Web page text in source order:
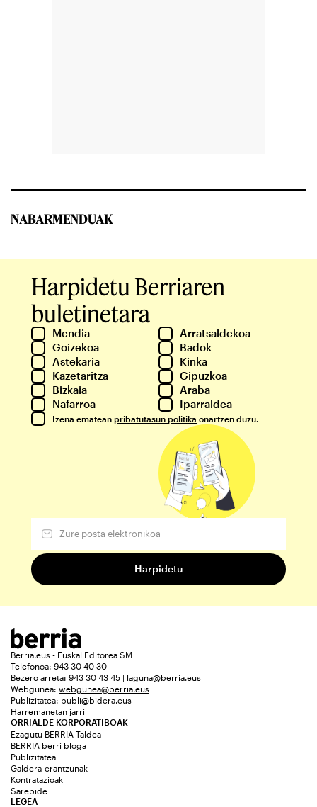
NABARMENDUAK
Harpidetu Berriaren
buletinetara
Mendia
Arratsaldekoa
Goizekoa
Badok
Astekaria
Kinka
Kazetaritza
Gipuzkoa
Bizkaia
Araba
Nafarroa
Iparraldea
Izena ematean pribatutasun politika onartzen duzu.
Berria.eus - Euskal Editorea SM
Telefonoa: 943 30 40 30
Bezero arreta: 943 30 43 45 | laguna@berria.eus
Webgunea: webgunea@berria.eus
Publizitatea: publi@bidera.eus
Harremanetan jarri
ORRIALDE KORPORATIBOAK
Ezagutu BERRIA Taldea
BERRIA berri bloga
Publizitatea
Galdera-erantzunak
Kontratazioak
Sarebide
LEGEA